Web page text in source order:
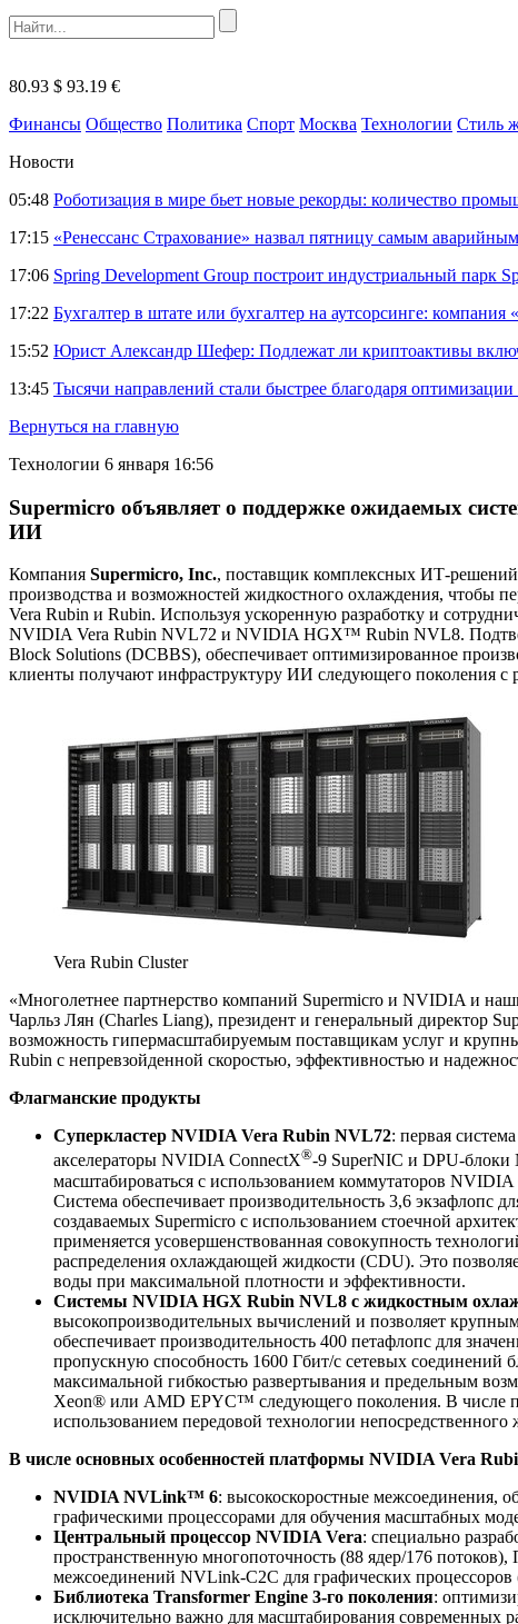
80.93 $ 93.19 €
Финансы Общество Политика Спорт Москва Технологии Стиль
Новости
05:48 Роботизация в мире бьет новые рекорды: количество
17:15 «Ренессанс Страхование» назвал пятницу самым
17:06 Spring Development Group построит индустриальный парк
17:22 Бухгалтер в штате или бухгалтер на аутсорсинге: компания
15:52 Юрист Александр Шефер: Подлежат ли криптоактивы
13:45 Тысячи направлений стали быстрее благодаря
Вернуться на главную
Технологии 6 января 16:56
Supermicro объявляет о поддержке ожидаемых
ИИ
Компания Supermicro, Inc., поставщик комплексных ИТ-
производства и возможностей жидкостного охлаждения, чтобы
Vera Rubin и Rubin. Используя ускоренную разработку и
NVIDIA Vera Rubin NVL72 и NVIDIA HGX™ Rubin NVL8.
Block Solutions (DCBBS), обеспечивает оптимизированное
клиенты получают инфраструктуру ИИ следующего поколения
Vera Rubin Cluster
«Многолетнее партнерство компаний Supermicro и NVIDIA и
Чарльз Лян (Charles Liang), президент и генеральный директор
возможность гипермасштабируемым поставщикам услуг и
Rubin с непревзойденной скоростью, эффективностью и
Флагманские продукты
Суперкластер NVIDIA Vera Rubin NVL72: первая
акселераторы NVIDIA ConnectX®-9 SuperNIC и DPU-
масштабироваться с использованием коммутаторов
Система обеспечивает производительность 3,6
создаваемых Supermicro с использованием стоечной
применяется усовершенствованная совокупность
распределения охлаждающей жидкости (CDU). Это
воды при максимальной плотности и эффективности.
Системы NVIDIA HGX Rubin NVL8 с жидкостным
высокопроизводительных вычислений и позволяет
обеспечивает производительность 400 петафлопс для
пропускную способность 1600 Гбит/с сетевых соединений
максимальной гибкостью развертывания и предельным
Xeon® или AMD EPYC™ следующего поколения. В числе
использованием передовой технологии
В числе основных особенностей платформы NVIDIA Vera
NVIDIA NVLink™ 6: высокоскоростные межсоединения,
графическими процессорами для обучения масштабных
Центральный процессор NVIDIA Vera: специально
пространственную многопоточность (88 ядер/176
межсоединений NVLink-C2C для графических процессоров
Библиотека Transformer Engine 3-го поколения:
исключительно важно для масштабирования современных